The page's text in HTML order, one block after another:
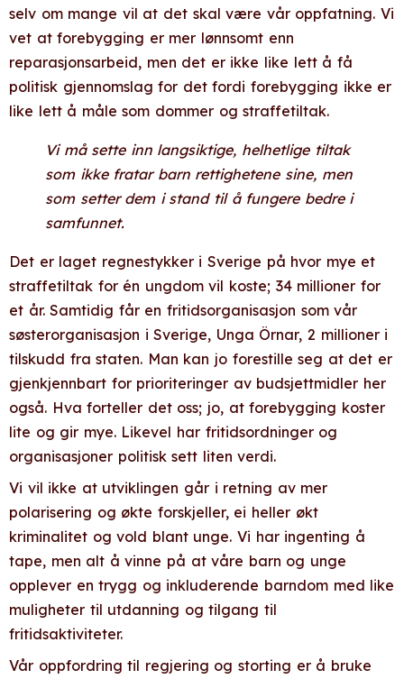
selv om mange vil at det skal være vår oppfatning. Vi
vet at forebygging er mer lønnsomt enn
reparasjonsarbeid, men det er ikke like lett å få
politisk gjennomslag for det fordi forebygging ikke er
like lett å måle som dommer og straffetiltak.
Vi må sette inn langsiktige, helhetlige tiltak
som ikke fratar barn rettighetene sine, men
som setter dem i stand til å fungere bedre i
samfunnet.
Det er laget regnestykker i Sverige på hvor mye et
straffetiltak for én ungdom vil koste; 34 millioner for
et år. Samtidig får en fritidsorganisasjon som vår
søsterorganisasjon i Sverige, Unga Örnar, 2 millioner i
tilskudd fra staten. Man kan jo forestille seg at det er
gjenkjennbart for prioriteringer av budsjettmidler her
også. Hva forteller det oss; jo, at forebygging koster
lite og gir mye. Likevel har fritidsordninger og
organisasjoner politisk sett liten verdi.
Vi vil ikke at utviklingen går i retning av mer
polarisering og økte forskjeller, ei heller økt
kriminalitet og vold blant unge. Vi har ingenting å
tape, men alt å vinne på at våre barn og unge
opplever en trygg og inkluderende barndom med like
muligheter til utdanning og tilgang til
fritidsaktiviteter.
Vår oppfordring til regjering og storting er å bruke